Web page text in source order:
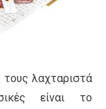
τους λαχταριστά
είναι το